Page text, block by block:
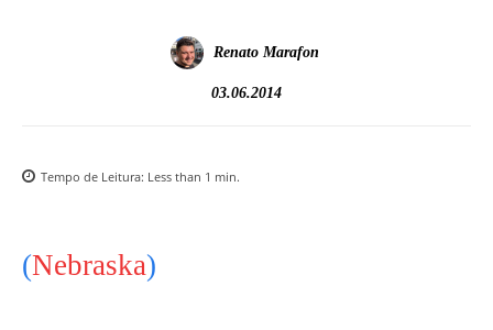
Renato Marafon
03.06.2014
Tempo de Leitura: Less than 1 min.
(Nebraska)